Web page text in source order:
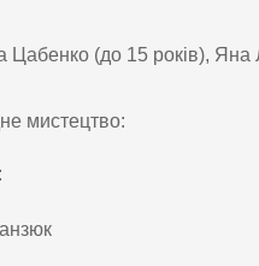
Цабенко (до 15 років), Яна
мистецтво: